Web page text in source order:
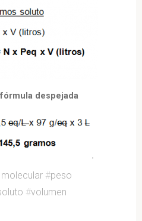
despejada
#peso
#volumen